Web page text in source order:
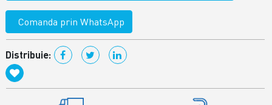
Comanda prin WhatsApp
Distribuie: